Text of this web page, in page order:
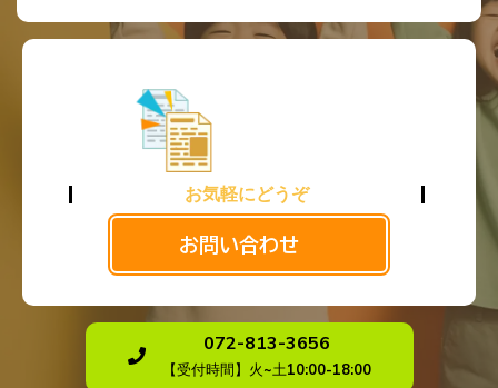
お気軽にどうぞ
お問い合わせ
072-813-3656
【受付時間】火~土10:00-18:00